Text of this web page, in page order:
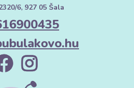
6, 927 05 Šala